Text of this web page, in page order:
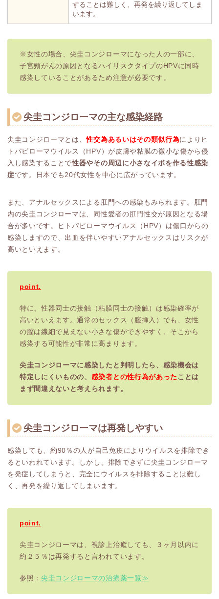
することは難しく、再発を繰り返してしま
います。
※女性の場合、尖圭コンジローマになった人の一部に、
子宮頸がんの原因となるハイリスクタイプのHPVに同時
感染していることがあるため注意が必要です。
尖圭コンジローマの主な感染経路
尖圭コンジローマとは、性交為あるいはその類似行為によりヒ
トパピローマウイルス（HPV）が皮膚や粘膜の微小な傷から侵
入し感染することで性器やその周辺に小さなイボを作る性感染
症です。日本でも20代女性を中心に広がっています。
また、アナルセックスによる肛門への感染もみられます。肛門
内の尖圭コンジローマは、同性愛者の肛門性交が原因となる場
合が多いです。ヒトパピローマウイルス（HPV）は傷口からの
感染しますので、出血を伴いやすいアナルセックスはリスクが
高いといえます。
point.
特に、性器同士の接触（粘膜同士の接触）は感染確率が
高いといえます。通常のセックス（膣挿入）でも、女性
の膣は繊細で見えない小さな傷ができやすく、そこから
感染する可能性が非常に高まります。
尖圭コンジローマに感染したと判明したら、感染機会は
特定しにくいものの、 感染者との性行為があった ことは
まず間違えないと考えられます。
尖圭コンジローマは再発しやすい
感染しても、約90％の人が自己免疫によりウイルスを排除でき
るといわれています。しかし、排除できずに尖圭コンジローマ
を発症してしまうと、完全にウイルスを排除することは難し
く、再発を繰り返してしまいます。
point.
尖圭コンジローマは、視診上治癒しても、３ヶ月以内に
約２５％は再発すると言われています。
参照： 尖圭コンジローマの治療薬一覧≫